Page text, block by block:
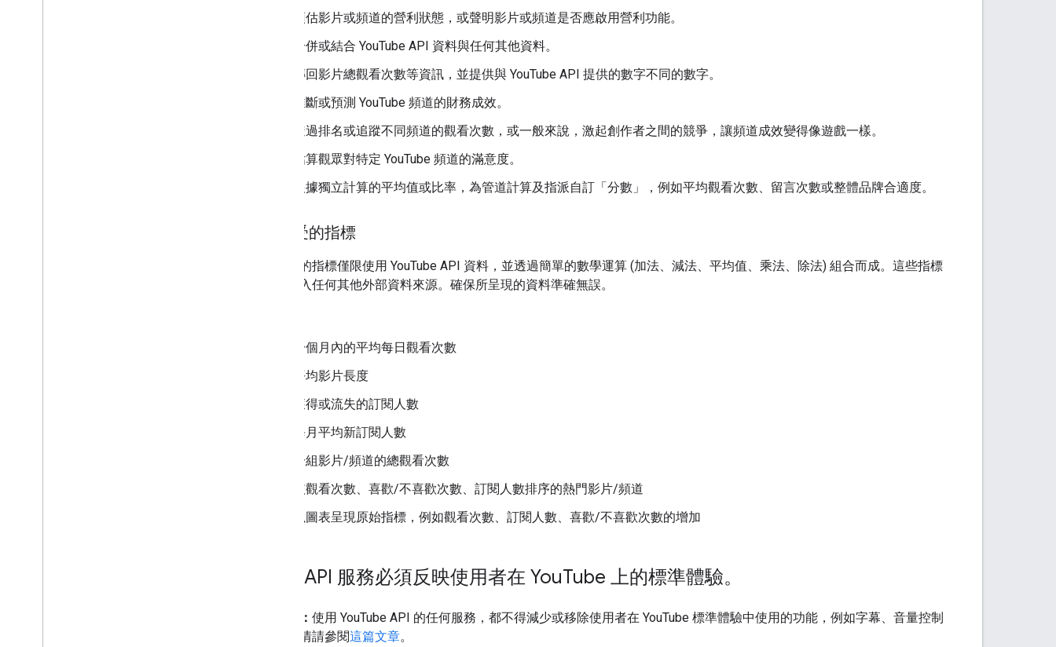
預估影片或頻道的營利狀態，或聲明影片或頻道是否應啟用營利功能。
合併或結合 YouTube API 資料與任何其他資料。
傳回影片總觀看次數等資訊，並提供與 YouTube API 提供的數字不同的數字。
推斷或預測 YouTube 頻道的財務成效。
透過排名或追蹤不同頻道的觀看次數，或一般來說，激起創作者之間的競爭，讓頻道成效變得像遊戲一樣。
估算觀眾對特定 YouTube 頻道的滿意度。
根據獨立計算的平均值或比率，為管道計算及指派自訂「分數」，例如平均觀看次數、留言次數或整體品牌合適度。
可接受的指標
可接受的指標僅限使用 YouTube API 資料，並透過簡單的數學運算 (加法、減法、平均值、乘法、除法) 組合而成。這些指標
不得納入任何其他外部資料來源。確保所呈現的資料準確無誤。
一個月內的平均每日觀看次數
平均影片長度
獲得或流失的訂閱人數
每月平均新訂閱人數
一組影片/頻道的總觀看次數
依觀看次數、喜歡/不喜歡次數、訂閱人數排序的熱門影片/頻道
以圖表呈現原始指標，例如觀看次數、訂閱人數、喜歡/不喜歡次數的增加
您的 API 服務必須反映使用者在 YouTube 上的標準體驗。
這代表： 使用 YouTube API 的任何服務，都不得減少或移除使用者在 YouTube 標準體驗中使用的功能，例如字幕、音量控制
等。詳情請參閱這篇文章。